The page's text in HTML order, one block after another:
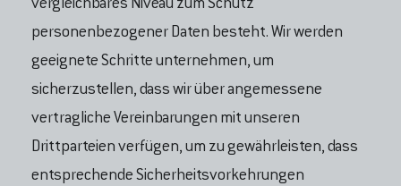
vergleichbares Niveau zum Schutz
personenbezogener Daten besteht. Wir werden
geeignete Schritte unternehmen, um
sicherzustellen, dass wir über angemessene
vertragliche Vereinbarungen mit unseren
Drittparteien verfügen, um zu gewährleisten, dass
entsprechende Sicherheitsvorkehrungen